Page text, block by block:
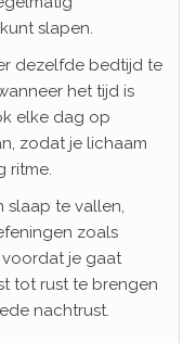
slapen.
dezelfde bedtijd te
het tijd is
elke dag op
zodat je lichaam
ritme.
slaap te vallen,
zoals
je gaat
tot rust te brengen
nachtrust.